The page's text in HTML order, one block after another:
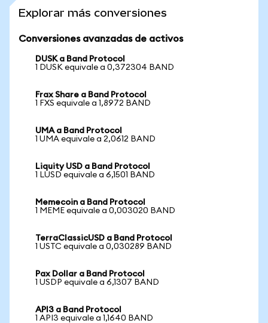
Explorar más conversiones
Conversiones avanzadas de activos
DUSK a Band Protocol
1 DUSK equivale a 0,372304 BAND
Frax Share a Band Protocol
1 FXS equivale a 1,8972 BAND
UMA a Band Protocol
1 UMA equivale a 2,0612 BAND
Liquity USD a Band Protocol
1 LUSD equivale a 6,1501 BAND
Memecoin a Band Protocol
1 MEME equivale a 0,003020 BAND
TerraClassicUSD a Band Protocol
1 USTC equivale a 0,030289 BAND
Pax Dollar a Band Protocol
1 USDP equivale a 6,1307 BAND
API3 a Band Protocol
1 API3 equivale a 1,1640 BAND